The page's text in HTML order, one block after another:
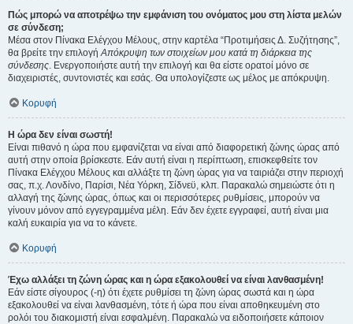
Πώς μπορώ να αποτρέψω την εμφάνιση του ονόματος μου στη λίστα μελών
σε σύνδεση;
Μέσα στον Πίνακα Ελέγχου Μέλους, στην καρτέλα “Προτιμήσεις Δ. Συζήτησης”,
θα βρείτε την επιλογήΑπόκρυψη των στοιχείων μου κατά τη διάρκεια της
σύνδεσης. Ενεργοποιήστε αυτή την επιλογή και θα είστε ορατοί μόνο σε
διαχειριστές, συντονιστές και εσάς. Θα υπολογίζεστε ως μέλος με απόκρυψη.
Κορυφή
Η ώρα δεν είναι σωστή!
Είναι πιθανό η ώρα που εμφανίζεται να είναι από διαφορετική ζώνης ώρας από
αυτή στην οποία βρίσκεστε. Εάν αυτή είναι η περίπτωση, επισκεφθείτε τον
Πίνακα Ελέγχου Μέλους και αλλάξτε τη ζώνη ώρας για να ταιριάζει στην περιοχή
σας, π.χ. Λονδίνο, Παρίσι, Νέα Υόρκη, Σίδνεϋ, κλπ. Παρακαλώ σημειώστε ότι η
αλλαγή της ζώνης ώρας, όπως και οι περισσότερες ρυθμίσεις, μπορούν να
γίνουν μόνον από εγγεγραμμένα μέλη. Εάν δεν έχετε εγγραφεί, αυτή είναι μια
καλή ευκαιρία για να το κάνετε.
Κορυφή
Έχω αλλάξει τη ζώνη ώρας και η ώρα εξακολουθεί να είναι λανθασμένη!
Εάν είστε σίγουρος (-η) ότι έχετε ρυθμίσει τη ζώνη ώρας σωστά και η ώρα
εξακολουθεί να είναι λανθασμένη, τότε ή ώρα που είναι αποθηκευμένη στο
ρολόι του διακομιστή είναι εσφαλμένη. Παρακαλώ να ειδοποιήσετε κάποιον